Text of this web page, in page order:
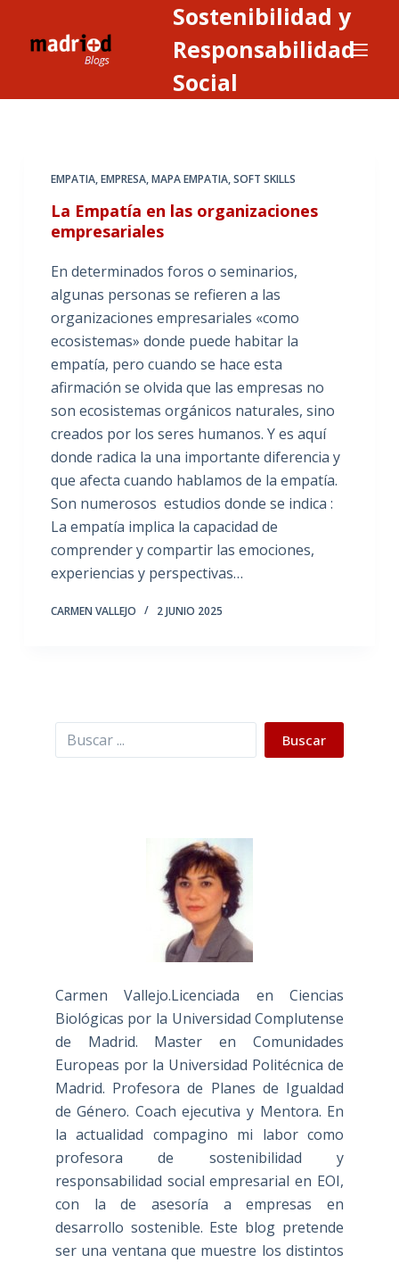
Sostenibilidad y
Responsabilidad
Social
EMPATIA,EMPRESA,MAPA EMPATIA,SOFT SKILLS
La Empatía en las organizaciones
empresariales
En determinados foros o seminarios,
algunas personas se refieren a las
organizaciones empresariales «como
ecosistemas» donde puede habitar la
empatía, pero cuando se hace esta
afirmación se olvida que las empresas no
son ecosistemas orgánicos naturales, sino
creados por los seres humanos. Y es aquí
donde radica la una importante diferencia y
que afecta cuando hablamos de la empatía.
Son numerosos estudios donde se indica :
La empatía implica la capacidad de
comprender y compartir las emociones,
experiencias y perspectivas…
CARMEN VALLEJO 2 JUNIO 2025
Buscar Buscar
Carmen Vallejo.Licenciada en Ciencias
Biológicas por la Universidad Complutense
de Madrid. Master en Comunidades
Europeas por la Universidad Politécnica de
Madrid. Profesora de Planes de Igualdad
de Género. Coach ejecutiva y Mentora. En
la actualidad compagino mi labor como
profesora de sostenibilidad y
responsabilidad social empresarial en EOI,
con la de asesoría a empresas en
desarrollo sostenible. Este blog pretende
ser una ventana que muestre los distintos